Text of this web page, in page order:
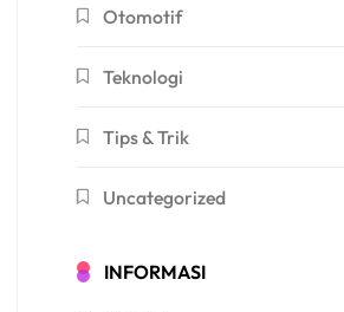
Otomotif
Teknologi
Tips & Trik
Uncategorized
INFORMASI